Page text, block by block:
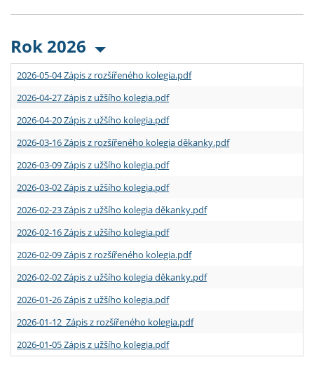
Rok 2026
2026-05-04 Zápis z rozšířeného kolegia.pdf
2026-04-27 Zápis z užšího kolegia.pdf
2026-04-20 Zápis z užšího kolegia.pdf
2026-03-16 Zápis z rozšířeného kolegia děkanky.pdf
2026-03-09 Zápis z užšího kolegia.pdf
2026-03-02 Zápis z užšího kolegia.pdf
2026-02-23 Zápis z užšího kolegia děkanky.pdf
2026-02-16 Zápis z užšího kolegia.pdf
2026-02-09 Zápis z rozšířeného kolegia.pdf
2026-02-02 Zápis z užšího kolegia děkanky.pdf
2026-01-26 Zápis z užšího kolegia.pdf
2026-01-12 Zápis z rozšířeného kolegia.pdf
2026-01-05 Zápis z užšího kolegia.pdf